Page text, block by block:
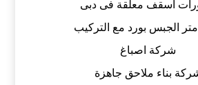
أسقف معلقة فى دبى
الجبس بورد مع التركيب
شركة اصباغ
بناء ملاحق جاهزة